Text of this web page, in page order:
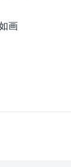
画